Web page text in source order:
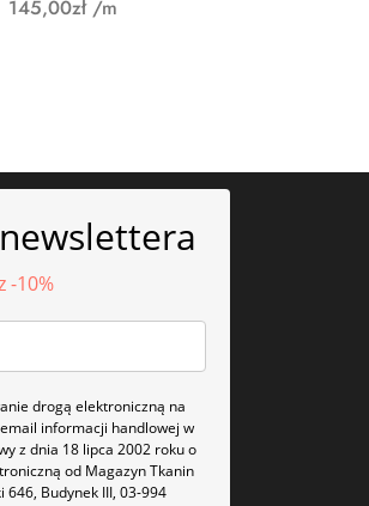
145,00zł/m
-10%
drogą elektroniczną na
informacji handlowej w
z dnia 18 lipca 2002 roku o
od Magazyn Tkanin
646, Budynek III, 03-994